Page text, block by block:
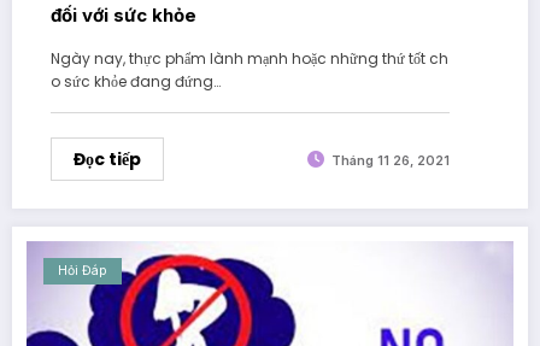
đối với sức khỏe
Ngày nay, thực phẩm lành mạnh hoặc những thứ tốt ch
o sức khỏe đang đứng…
Đọc tiếp Tháng 11 26, 2021
Hỏi Đáp